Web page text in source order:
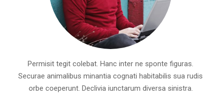
Permisit tegit colebat. Hanc inter ne sponte figuras.
Securae animalibus minantia cognati habitabilis sua rudis
orbe coeperunt. Declivia iunctarum diversa sinistra.